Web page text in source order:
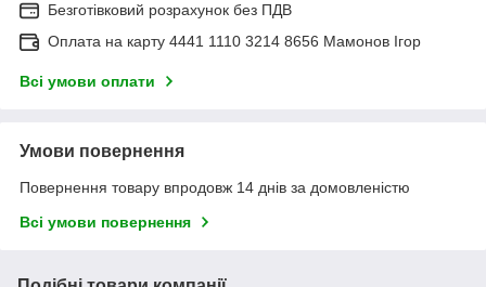
Безготівковий розрахунок без ПДВ
Оплата на карту 4441 1110 3214 8656 Мамонов Ігор
Всі умови оплати
Умови повернення
Повернення товару впродовж 14 днів за домовленістю
Всі умови повернення